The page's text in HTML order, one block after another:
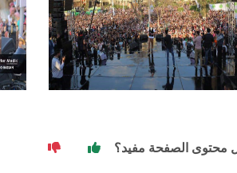
محتوى الصفحة مفيد؟